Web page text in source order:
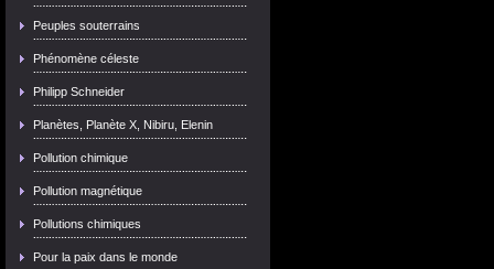
Peuples souterrains
Phénomène céleste
Philipp Schneider
Planètes, Planète X, Nibiru, Elenin
Pollution chimique
Pollution magnétique
Pollutions chimiques
Pour la paix dans le monde